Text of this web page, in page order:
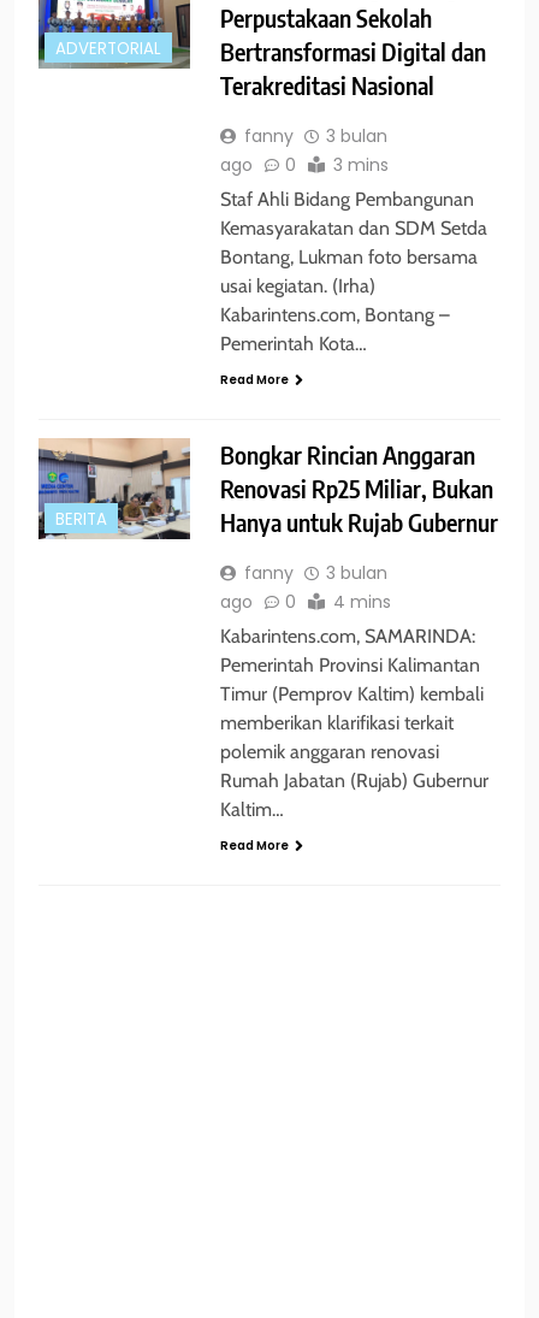
ADVERTORIAL
Perpustakaan Sekolah
Bertransformasi Digital dan
Terakreditasi Nasional
fanny
3 bulan
ago
0 3 mins
Staf Ahli Bidang Pembangunan
Kemasyarakatan dan SDM Setda
Bontang, Lukman foto bersama
usai kegiatan. (Irha)
Kabarintens.com, Bontang –
Pemerintah Kota…
Read More
BERITA
Bongkar Rincian Anggaran
Renovasi Rp25 Miliar, Bukan
Hanya untuk Rujab Gubernur
fanny
3 bulan
ago
0 4 mins
Kabarintens.com, SAMARINDA:
Pemerintah Provinsi Kalimantan
Timur (Pemprov Kaltim) kembali
memberikan klarifikasi terkait
polemik anggaran renovasi
Rumah Jabatan (Rujab) Gubernur
Kaltim…
Read More